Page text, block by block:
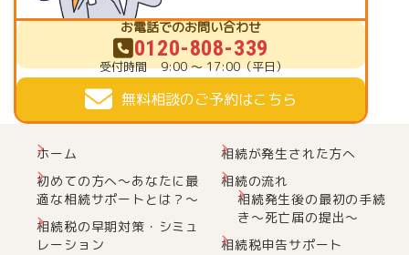
お電話でのお問い合わせ
0120-808-339
受付時間 9:00 ～ 17:00（平日）
無料相談のご予約はこちら
ホーム
初めての方へ～あなたに最
適な相続サポートとは？～
相続税の早期対策・シミュ
レーション
相続が発生された方へ
相続の流れ
相続発生後の最初の手続
き～死亡届の提出～
相続税申告サポート